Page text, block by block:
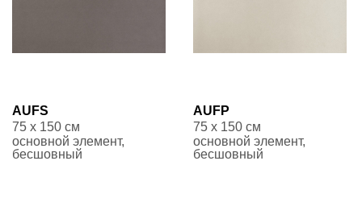
AUFS
75 x 150 см
основной элемент,
бесшовный
AUFP
75 x 150 см
основной элемент,
бесшовный